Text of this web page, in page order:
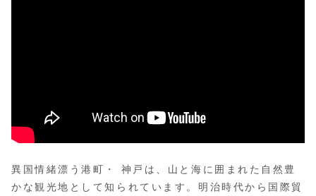
異国情緒漂う港町・ 神戸は、山と海に囲まれた自然豊
かな観光地として知られています。明治時代から国際貿